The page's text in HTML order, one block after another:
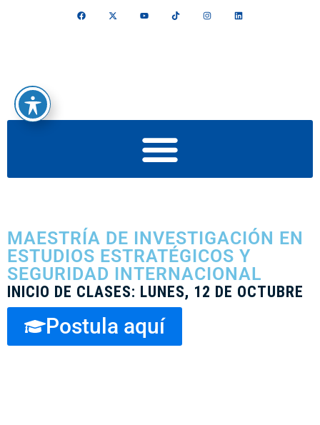
MAESTRÍA DE INVESTIGACIÓN EN
ESTUDIOS ESTRATÉGICOS Y
SEGURIDAD INTERNACIONAL
INICIO DE CLASES: LUNES, 12 DE OCTUBRE
Postula aquí